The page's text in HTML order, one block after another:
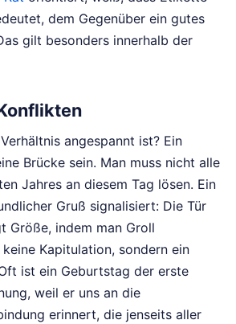
dem Gegenüber ein gutes
gilt besonders innerhalb der
angespannt ist? Ein
Brücke sein. Man muss nicht alle
Jahres an diesem Tag lösen. Ein
Gruß signalisiert: Die Tür
Größe, indem man Groll
Kapitulation, sondern ein
ist ein Geburtstag der erste
weil er uns an die
erinnert, die jenseits aller